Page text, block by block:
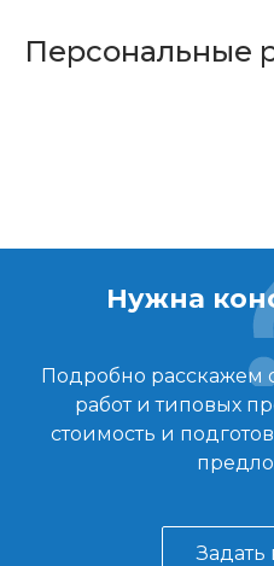
Персональные
Нужна
Подробно расскажем
работ и типовых
стоимость и
Задать